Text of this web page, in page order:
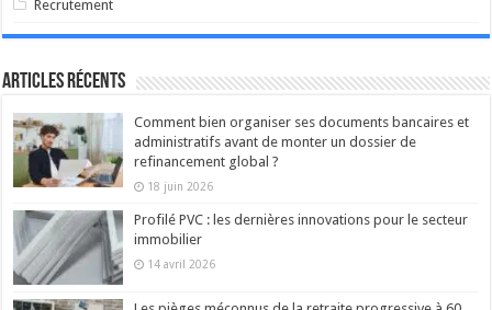
Recrutement
Articles récents
Comment bien organiser ses documents bancaires et
administratifs avant de monter un dossier de
refinancement global ?
18 juin 2026
Profilé PVC : les dernières innovations pour le secteur
immobilier
14 avril 2026